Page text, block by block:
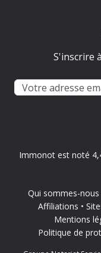
S'inscrire
Immonot est noté
Qui sommes-nous
Affiliations
Mentions
Politique de